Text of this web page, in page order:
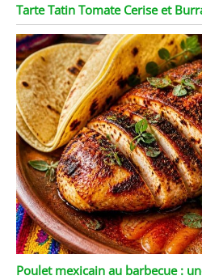
Tarte Tatin Tomate Cerise et
Poulet mexicain au barbecue :